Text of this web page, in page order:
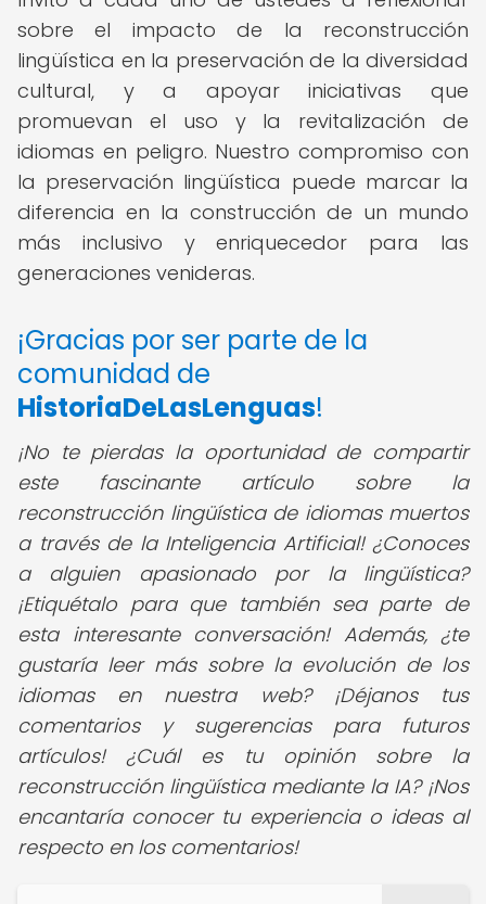
sobre el impacto de la reconstrucción
lingüística en la preservación de la diversidad
cultural, y a apoyar iniciativas que
promuevan el uso y la revitalización de
idiomas en peligro. Nuestro compromiso con
la preservación lingüística puede marcar la
diferencia en la construcción de un mundo
más inclusivo y enriquecedor para las
generaciones venideras.
¡Gracias por ser parte de la
comunidad de
HistoriaDeLasLenguas!
¡No te pierdas la oportunidad de compartir
este fascinante artículo sobre la
reconstrucción lingüística de idiomas muertos
a través de la Inteligencia Artificial! ¿Conoces
a alguien apasionado por la lingüística?
¡Etiquétalo para que también sea parte de
esta interesante conversación! Además, ¿te
gustaría leer más sobre la evolución de los
idiomas en nuestra web? ¡Déjanos tus
comentarios y sugerencias para futuros
artículos! ¿Cuál es tu opinión sobre la
reconstrucción lingüística mediante la IA? ¡Nos
encantaría conocer tu experiencia o ideas al
respecto en los comentarios!